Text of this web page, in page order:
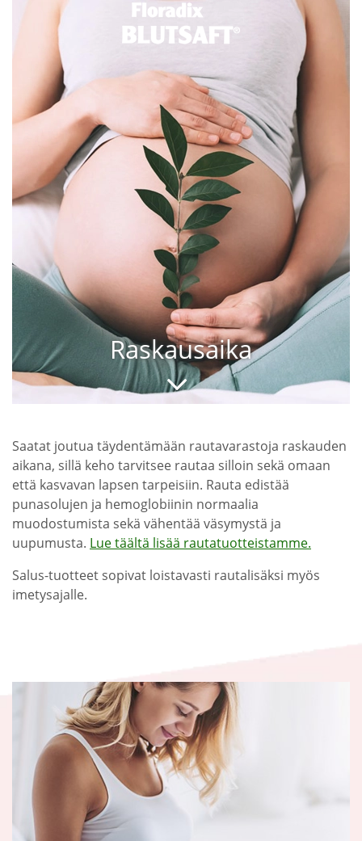
Raskausaika
Saatat joutua täydentämään rautavarastoja raskauden
aikana, sillä keho tarvitsee rautaa silloin sekä omaan
että kasvavan lapsen tarpeisiin. Rauta edistää
punasolujen ja hemoglobiinin normaalia
muodostumista sekä vähentää väsymystä ja
uupumusta. Lue täältä lisää rautatuotteistamme.
Salus-tuotteet sopivat loistavasti rautalisäksi myös
imetysajalle.